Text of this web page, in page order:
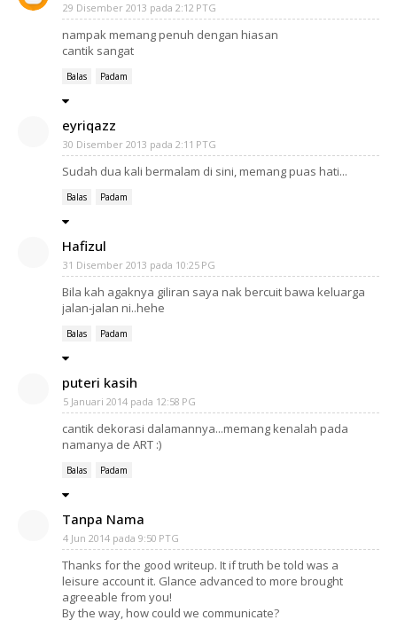
29 Disember 2013 pada 2:12 PTG
nampak memang penuh dengan hiasan
cantik sangat
Balas Padam
eyriqazz
30 Disember 2013 pada 2:11 PTG
Sudah dua kali bermalam di sini, memang puas hati...
Balas Padam
Hafizul
31 Disember 2013 pada 10:25 PG
Bila kah agaknya giliran saya nak bercuit bawa keluarga
jalan-jalan ni..hehe
Balas Padam
puteri kasih
5 Januari 2014 pada 12:58 PG
cantik dekorasi dalamannya...memang kenalah pada
namanya de ART :)
Balas Padam
Tanpa Nama
4 Jun 2014 pada 9:50 PTG
Thanks for the good writeup. It if truth be told was a
leisure account it. Glance advanced to more brought
agreeable from you!
By the way, how could we communicate?